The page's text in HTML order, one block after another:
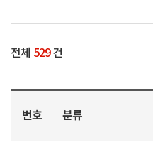
전체 529 건
번호 분류